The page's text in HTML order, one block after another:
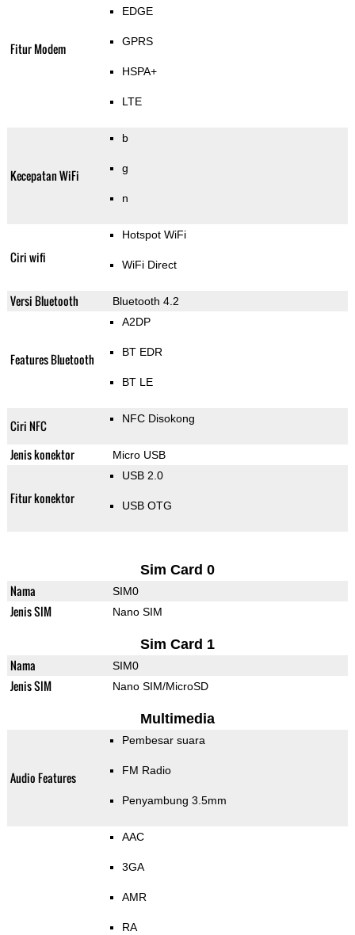
Fitur Modem
EDGE
GPRS
HSPA+
LTE
Kecepatan WiFi
b
g
n
Ciri wifi
Hotspot WiFi
WiFi Direct
Versi Bluetooth Bluetooth 4.2
Features Bluetooth
A2DP
BT EDR
BT LE
Ciri NFC NFC Disokong
Jenis konektor Micro USB
Fitur konektor
USB 2.0
USB OTG
Sim Card 0
Nama SIM0
Jenis SIM Nano SIM
Sim Card 1
Nama SIM0
Jenis SIM Nano SIM/MicroSD
Multimedia
Audio Features
Pembesar suara
FM Radio
Penyambung 3.5mm
AAC
3GA
AMR
RA